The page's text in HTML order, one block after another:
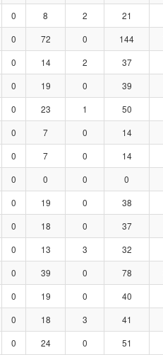
0 8 2 21
0 72 0 144
0 14 2 37
0 19 0 39
0 23 1 50
0 7 0 14
0 7 0 14
0 0 0 0
0 19 0 38
0 18 0 37
0 13 3 32
0 39 0 78
0 19 0 40
0 18 3 41
0 24 0 51